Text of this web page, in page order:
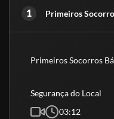
Métodos de extinção:
resfriamento e quebra da
1 Primeiros
Primeiros Socorros
Segurança do Local
03:12